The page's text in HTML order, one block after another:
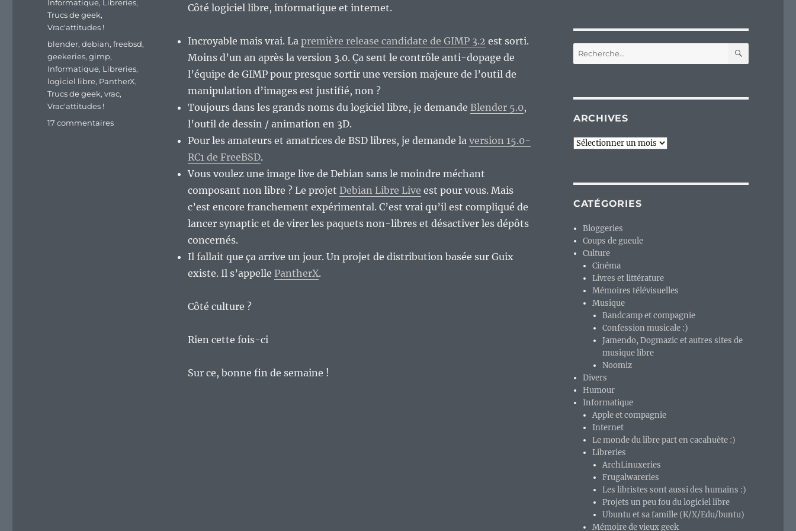
Côté logiciel libre, informatique et internet.
Incroyable mais vrai. La première release candidate de GIMP 3.2 est sorti.
Moins d’un an après la version 3.0. Ça sent le contrôle anti-dopage de
l’équipe de GIMP pour presque sortir une version majeure de l’outil de
manipulation d’images est justifié, non ?
Toujours dans les grands noms du logiciel libre, je demande Blender 5.0,
l’outil de dessin / animation en 3D.
Pour les amateurs et amatrices de BSD libres, je demande la version 15.0-
RC1 de FreeBSD.
Vous voulez une image live de Debian sans le moindre méchant
composant non libre ? Le projet Debian Libre Live est pour vous. Mais
c’est encore franchement expérimental. C’est vrai qu’il est compliqué de
lancer synaptic et de virer les paquets non-libres et désactiver les dépôts
concernés.
Il fallait que ça arrive un jour. Un projet de distribution basée sur Guix
existe. Il s’appelle PantherX.
Côté culture ?
Rien cette fois-ci
Sur ce, bonne fin de semaine !
Informatique, Libreries,
Trucs de geek,
Vrac'attitudes !
Étiquettes
blender,debian,freebsd,
geekeries,gimp,
Informatique, Libreries,
logiciel libre, PantherX,
Trucs de geek,vrac,
Vrac'attitudes !
17 commentairessur
Recherche
pour :
ARCHIVES
Archives
CATÉGORIES
Bloggeries
Coups de gueule
Culture
Cinéma
Livres et littérature
Mémoires télévisuelles
Musique
Bandcamp et compagnie
Confession musicale :)
Jamendo, Dogmazic et autres sites de
musique libre
Noomiz
Divers
Humour
Informatique
Apple et compagnie
Internet
Le monde du libre part en cacahuète :)
Libreries
ArchLinuxeries
Frugalwareries
Les libristes sont aussi des humains :)
Projets un peu fou du logiciel libre
Ubuntu et sa famille (K/X/Edu/buntu)
Mémoire de vieux geek